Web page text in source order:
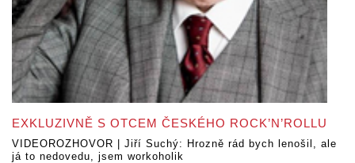
EXKLUZIVNĚ S OTCEM ČESKÉHO ROCK’N’ROLLU
VIDEOROZHOVOR | Jiří Suchý: Hrozně rád bych lenošil, ale
já to nedovedu, jsem workoholik